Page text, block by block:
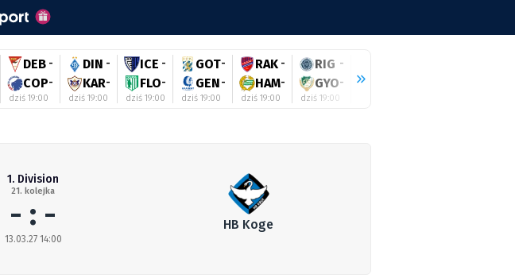
DEB -
COP-
dziś 19:00
DIN -
KAR-
dziś 19:00
ICE -
FLO-
dziś 19:00
GOT-
GEN-
dziś 19:00
RAK -
HAM-
dziś 19:00
RIG -
GYO-
dziś 19:00
1. Division
21. kolejka
- : -
13.03.27 14:00
HB Koge